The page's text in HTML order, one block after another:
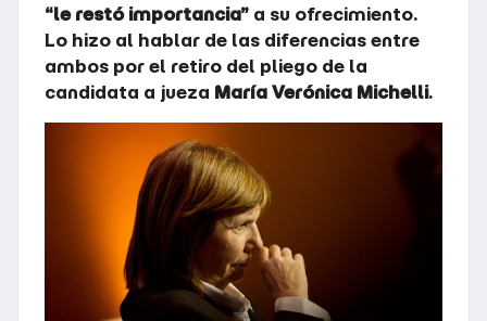
“le restó importancia” a su ofrecimiento.
Lo hizo al hablar de las diferencias entre
ambos por el retiro del pliego de la
candidata a jueza María Verónica Michelli.